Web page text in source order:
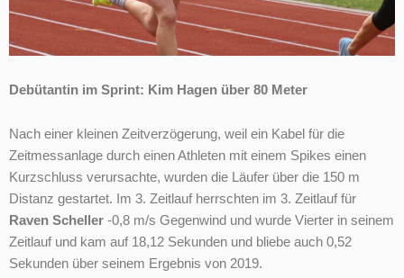
Debütantin im Sprint: Kim Hagen über 80 Meter
Nach einer kleinen Zeitverzögerung, weil ein Kabel für die
Zeitmessanlage durch einen Athleten mit einem Spikes einen
Kurzschluss verursachte, wurden die Läufer über die 150 m
Distanz gestartet. Im 3. Zeitlauf herrschten im 3. Zeitlauf für
Raven Scheller -0,8 m/s Gegenwind und wurde Vierter in seinem
Zeitlauf und kam auf 18,12 Sekunden und bliebe auch 0,52
Sekunden über seinem Ergebnis von 2019.